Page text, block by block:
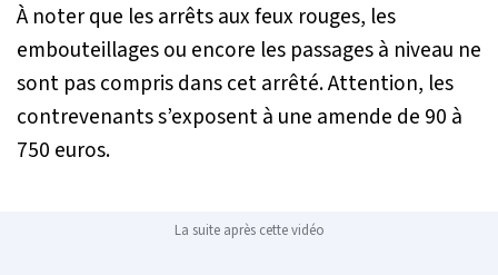
À noter que les arrêts aux feux rouges, les
embouteillages ou encore les passages à niveau ne
sont pas compris dans cet arrêté. Attention, les
contrevenants s’exposent à une amende de 90 à
750 euros.
La suite après cette vidéo